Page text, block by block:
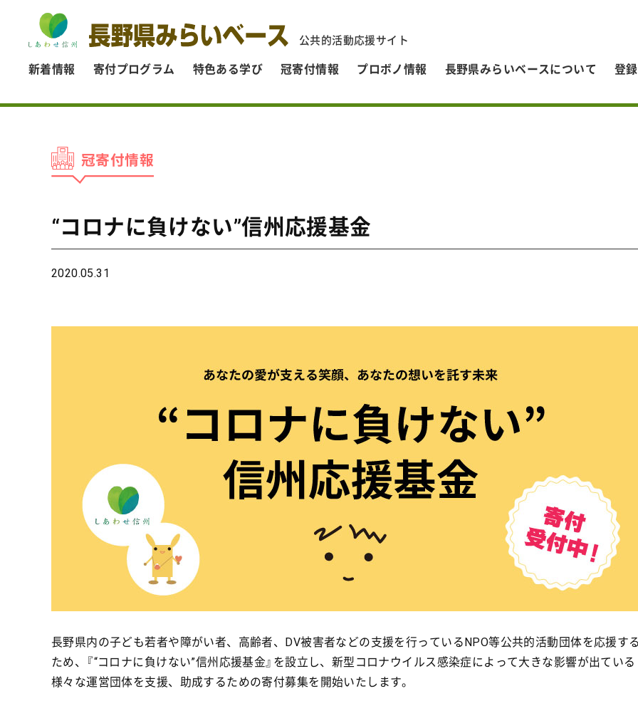
公共的活動応援サイト
新着情報 寄付プログラム 特色ある学び 冠寄付情報 プロボノ情報 長野県みらいベースについて 登
冠寄付情報
“コロナに負けない”信州応援基金
2020.05.31
長野県内の子ども若者や障がい者、高齢者、DV被害者などの支援を行っているNPO等公共的活動団体を応援する
ため、『“コロナに負けない”信州応援基金』を設立し、新型コロナウイルス感染症によって大きな影響が出ている
様々な運営団体を支援、助成するための寄付募集を開始いたします。